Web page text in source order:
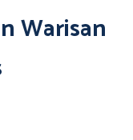
dari
untuk
Warisan